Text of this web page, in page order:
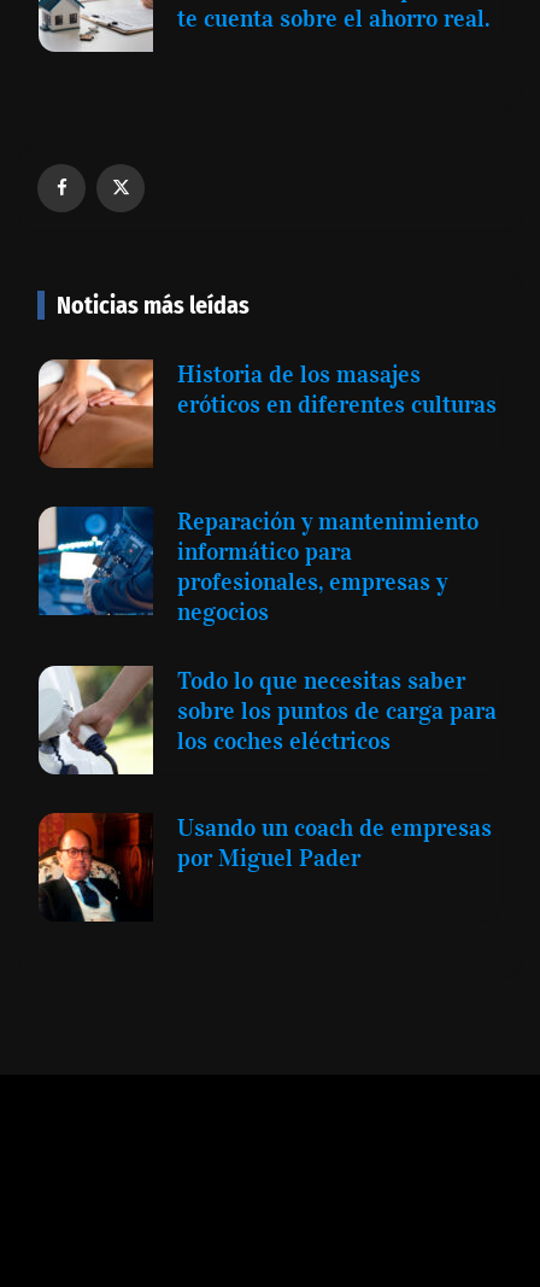
te cuenta sobre el ahorro real.
Noticias más leídas
Historia de los masajes
eróticos en diferentes culturas
Reparación y mantenimiento
informático para
profesionales, empresas y
negocios
Todo lo que necesitas saber
sobre los puntos de carga para
los coches eléctricos
Usando un coach de empresas
por Miguel Pader